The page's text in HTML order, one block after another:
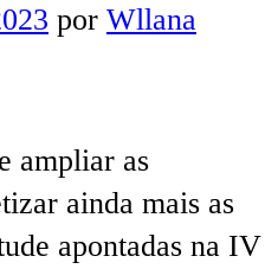
por Wllana
ampliar as
ainda mais as
apontadas na IV